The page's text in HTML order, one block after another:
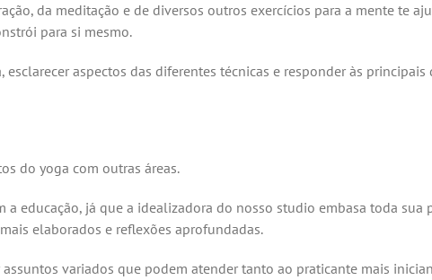
da meditação e de diversos outros exercícios para a mente te
para si mesmo.
aspectos das diferentes técnicas e responder às
do yoga com outras áreas.
educação, já que a idealizadora do nosso studio embasa toda sua
elaborados e reflexões aprofundadas.
variados que podem atender tanto ao praticante mais